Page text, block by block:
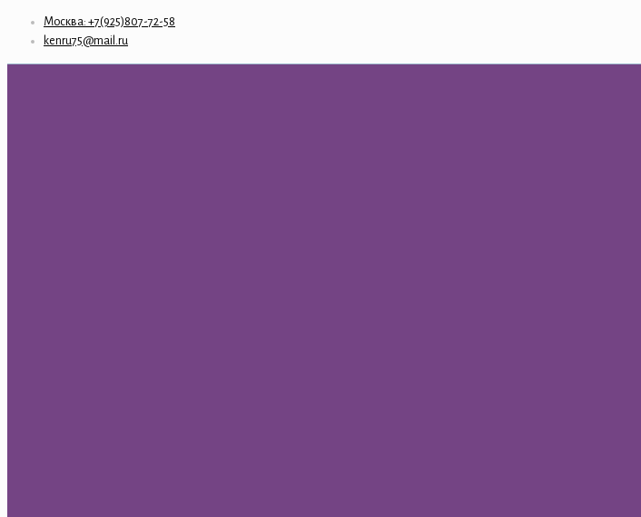
Москва: +7(925)807-72-58
kenru75@mail.ru